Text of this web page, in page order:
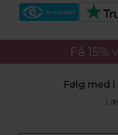
Få 15%
Følg med